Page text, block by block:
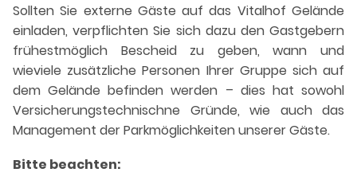
Sollten Sie externe Gäste auf das Vitalhof Gelände
einladen, verpflichten Sie sich dazu den Gastgebern
frühestmöglich Bescheid zu geben, wann und
wieviele zusätzliche Personen Ihrer Gruppe sich auf
dem Gelände befinden werden – dies hat sowohl
Versicherungstechnischne Gründe, wie auch das
Management der Parkmöglichkeiten unserer Gäste.
Bitte beachten: